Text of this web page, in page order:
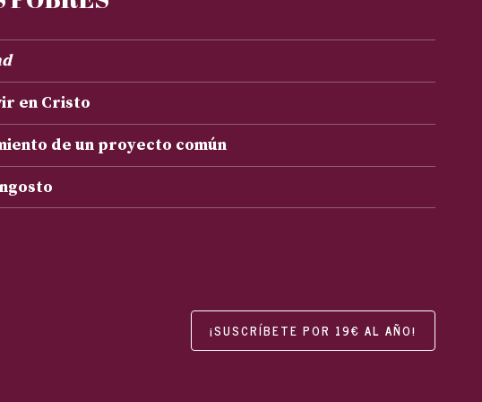
en Cristo
de un proyecto común
¡SUSCRÍBETE POR 19€ AL AÑO!